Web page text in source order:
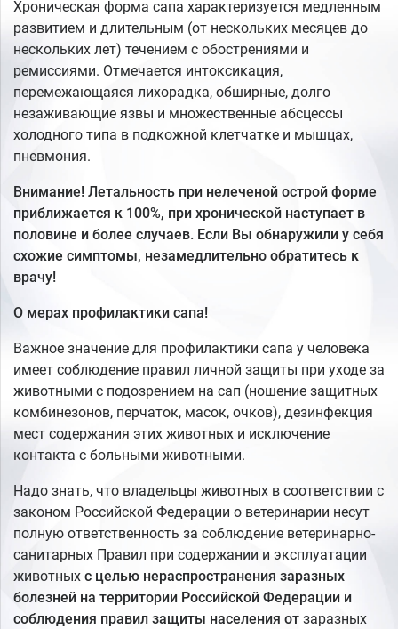
Хроническая форма сапа характеризуется медленным
развитием и длительным (от нескольких месяцев до
нескольких лет) течением с обострениями и
ремиссиями. Отмечается интоксикация,
перемежающаяся лихорадка, обширные, долго
незаживающие язвы и множественные абсцессы
холодного типа в подкожной клетчатке и мышцах,
пневмония.
Внимание! Летальность при нелеченой острой форме
приближается к 100%, при хронической наступает в
половине и более случаев. Если Вы обнаружили у себя
схожие симптомы, незамедлительно обратитесь к
врачу!
О мерах профилактики сапа!
Важное значение для профилактики сапа у человека
имеет соблюдение правил личной защиты при уходе за
животными с подозрением на сап (ношение защитных
комбинезонов, перчаток, масок, очков), дезинфекция
мест содержания этих животных и исключение
контакта с больными животными.
Надо знать, что владельцы животных в соответствии с
законом Российской Федерации о ветеринарии несут
полную ответственность за соблюдение ветеринарно-
санитарных Правил при содержании и эксплуатации
животных с целью нераспространения заразных
болезней на территории Российской Федерации и
соблюдения правил защиты населения от заразных